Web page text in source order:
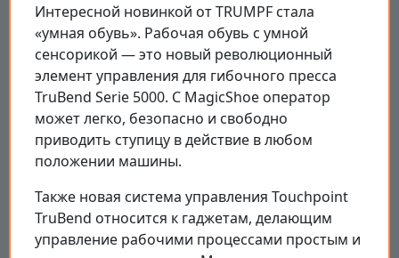
Интересной новинкой от TRUMPF стала
«умная обувь». Рабочая обувь с умной
сенсорикой — это новый революционный
элемент управления для гибочного пресса
TruBend Serie 5000. С MagicShoe оператор
может легко, безопасно и свободно
приводить ступицу в действие в любом
положении машины.
Также новая система управления Touchpoint
TruBend относится к гаджетам, делающим
управление рабочими процессами простым и